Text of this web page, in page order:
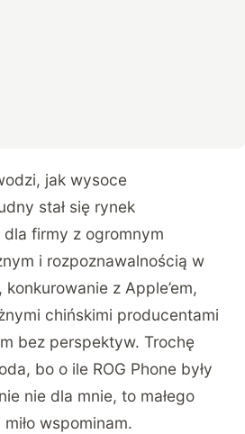
jak wysoce
stał się rynek
firmy z ogromnym
i rozpoznawalnością w
z Apple’em,
chińskimi producentami
bez perspektyw. Trochę
bo o ile ROG Phone były
nie dla mnie, to małego
wspominam.